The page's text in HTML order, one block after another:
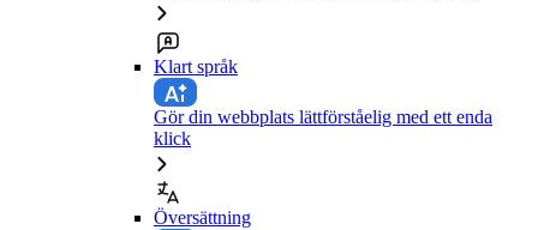
Klart språk
Gör din webbplats lättförståelig med ett enda
klick
Översättning